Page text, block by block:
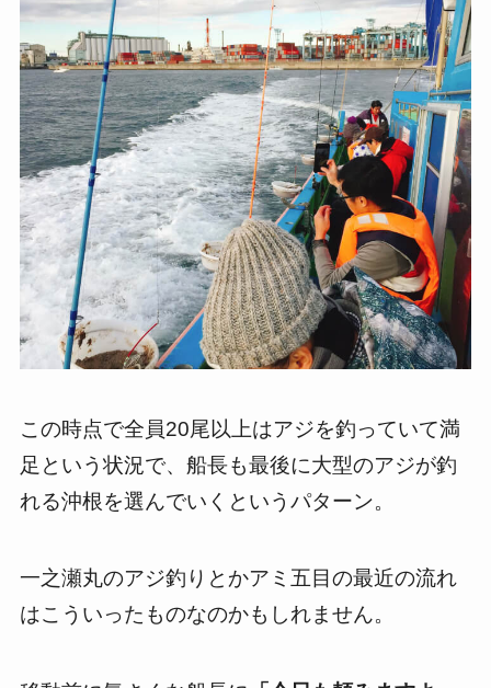
この時点で全員20尾以上はアジを釣っていて満
足という状況で、船長も最後に大型のアジが釣
れる沖根を選んでいくというパターン。
一之瀬丸のアジ釣りとかアミ五目の最近の流れ
はこういったものなのかもしれません。